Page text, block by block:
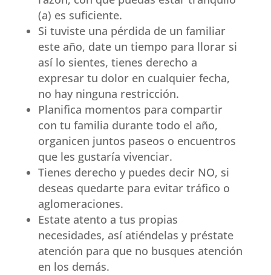
(a) es suficiente.
Si tuviste una pérdida de un familiar
este año, date un tiempo para llorar si
así lo sientes, tienes derecho a
expresar tu dolor en cualquier fecha,
no hay ninguna restricción.
Planifica momentos para compartir
con tu familia durante todo el año,
organicen juntos paseos o encuentros
que les gustaría vivenciar.
Tienes derecho y puedes decir NO, si
deseas quedarte para evitar tráfico o
aglomeraciones.
Estate atento a tus propias
necesidades, así atiéndelas y préstate
atención para que no busques atención
en los demás.